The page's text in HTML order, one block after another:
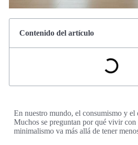
Contenido del artículo
En nuestro mundo, el consumismo y el
Muchos se preguntan por qué vivir con
minimalismo va más allá de tener